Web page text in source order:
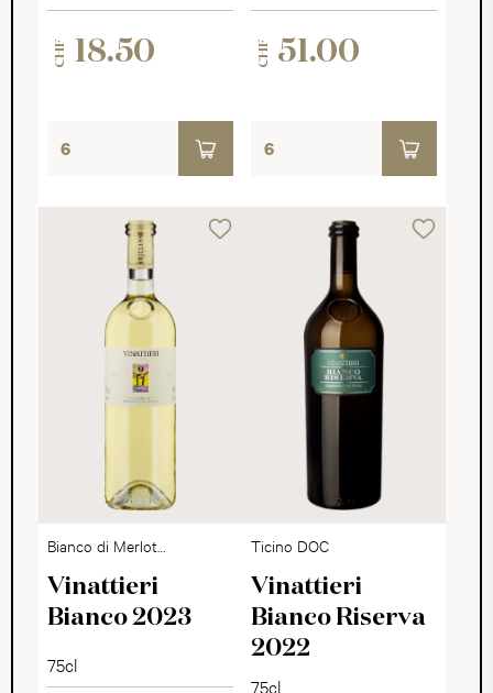
CHF 18.50 CHF 51.00
Bianco di Merlot
Ticino DOC
Vinattieri
Bianco 2023
75cl
Ticino DOC
Vinattieri
Bianco Riserva
2022
75cl